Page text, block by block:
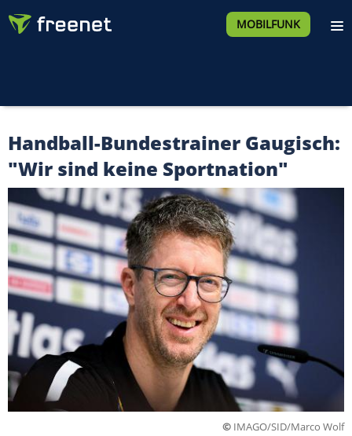
MOBILFUNK
Handball-Bundestrainer Gaugisch:
"Wir sind keine Sportnation"
© IMAGO/SID/Marco Wolf